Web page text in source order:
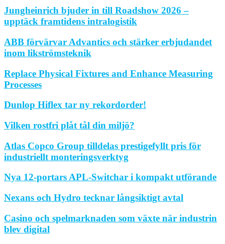
Jungheinrich bjuder in till Roadshow 2026 –
upptäck framtidens intralogistik
ABB förvärvar Advantics och stärker erbjudandet
inom likströmsteknik
Replace Physical Fixtures and Enhance Measuring
Processes
Dunlop Hiflex tar ny rekordorder!
Vilken rostfri plåt tål din miljö?
Atlas Copco Group tilldelas prestigefyllt pris för
industriellt monteringsverktyg
Nya 12-portars APL-Switchar i kompakt utförande
Nexans och Hydro tecknar långsiktigt avtal
Casino och spelmarknaden som växte när industrin
blev digital